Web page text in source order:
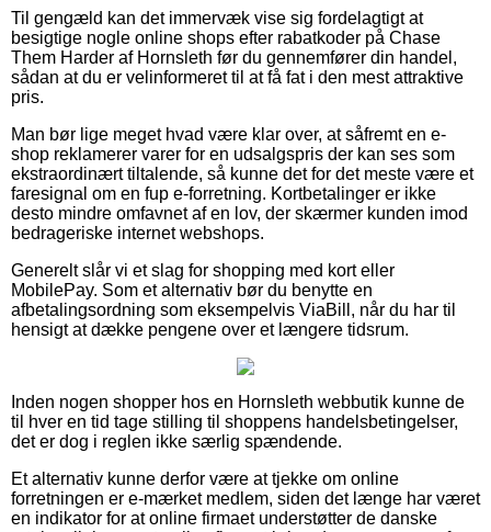
Til gengæld kan det immervæk vise sig fordelagtigt at
besigtige nogle online shops efter rabatkoder på Chase
Them Harder af Hornsleth før du gennemfører din handel,
sådan at du er velinformeret til at få fat i den mest attraktive
pris.
Man bør lige meget hvad være klar over, at såfremt en e-
shop reklamerer varer for en udsalgspris der kan ses som
ekstraordinært tiltalende, så kunne det for det meste være et
faresignal om en fup e-forretning. Kortbetalinger er ikke
desto mindre omfavnet af en lov, der skærmer kunden imod
bedrageriske internet webshops.
Generelt slår vi et slag for shopping med kort eller
MobilePay. Som et alternativ bør du benytte en
afbetalingsordning som eksempelvis ViaBill, når du har til
hensigt at dække pengene over et længere tidsrum.
Inden nogen shopper hos en Hornsleth webbutik kunne de
til hver en tid tage stilling til shoppens handelsbetingelser,
det er dog i reglen ikke særlig spændende.
Et alternativ kunne derfor være at tjekke om online
forretningen er e-mærket medlem, siden det længe har været
en indikator for at online firmaet understøtter de danske